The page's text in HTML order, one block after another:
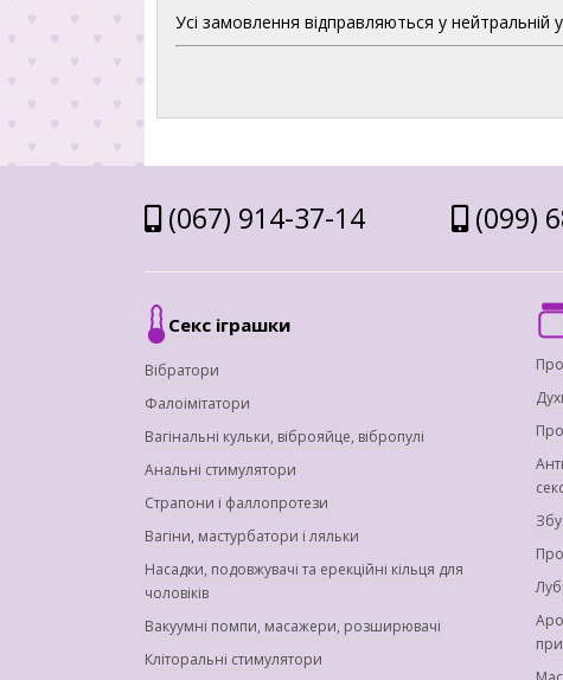
Усі замовлення відправляються у нейтральній
(067) 914-37-14 (099)
Секс іграшки
Вібратори
Фалоімітатори
Вагінальні кульки, віброяйце, вібропулі
Анальні стимулятори
Страпони і фаллопротези
Вагіни, мастурбатори і ляльки
Насадки, подовжувачі та ерекційні кільця для
чоловіків
Вакуумні помпи, масажери, розширювачі
Кліторальні стимулятори